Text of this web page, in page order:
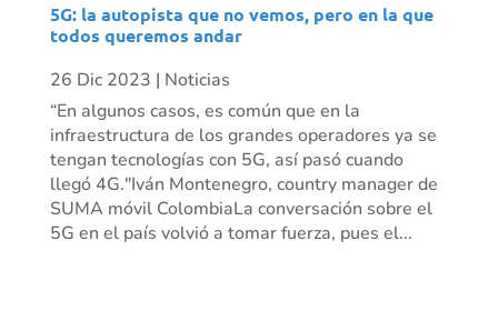
5G: la autopista que no vemos, pero en la que
todos queremos andar
26 Dic 2023 | Noticias
“En algunos casos, es común que en la
infraestructura de los grandes operadores ya se
tengan tecnologías con 5G, así pasó cuando
llegó 4G."Iván Montenegro, country manager de
SUMA móvil ColombiaLa conversación sobre el
5G en el país volvió a tomar fuerza, pues el...